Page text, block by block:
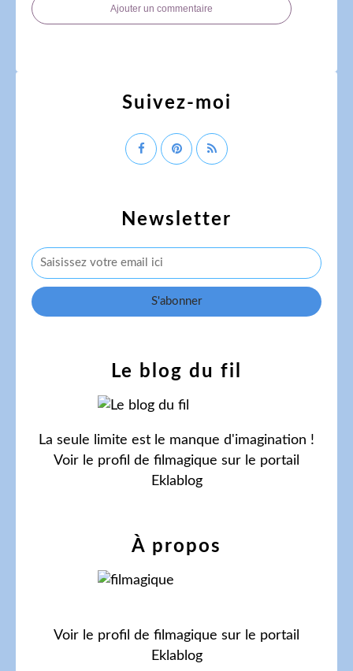
Ajouter un commentaire
Newsletter
Le blog du fil
La seule limite est le manque d'imagination !
Voir le profil de filmagique sur le portail
Eklablog
Suivez-moi
À propos
Voir le profil de filmagique sur le portail
Eklablog